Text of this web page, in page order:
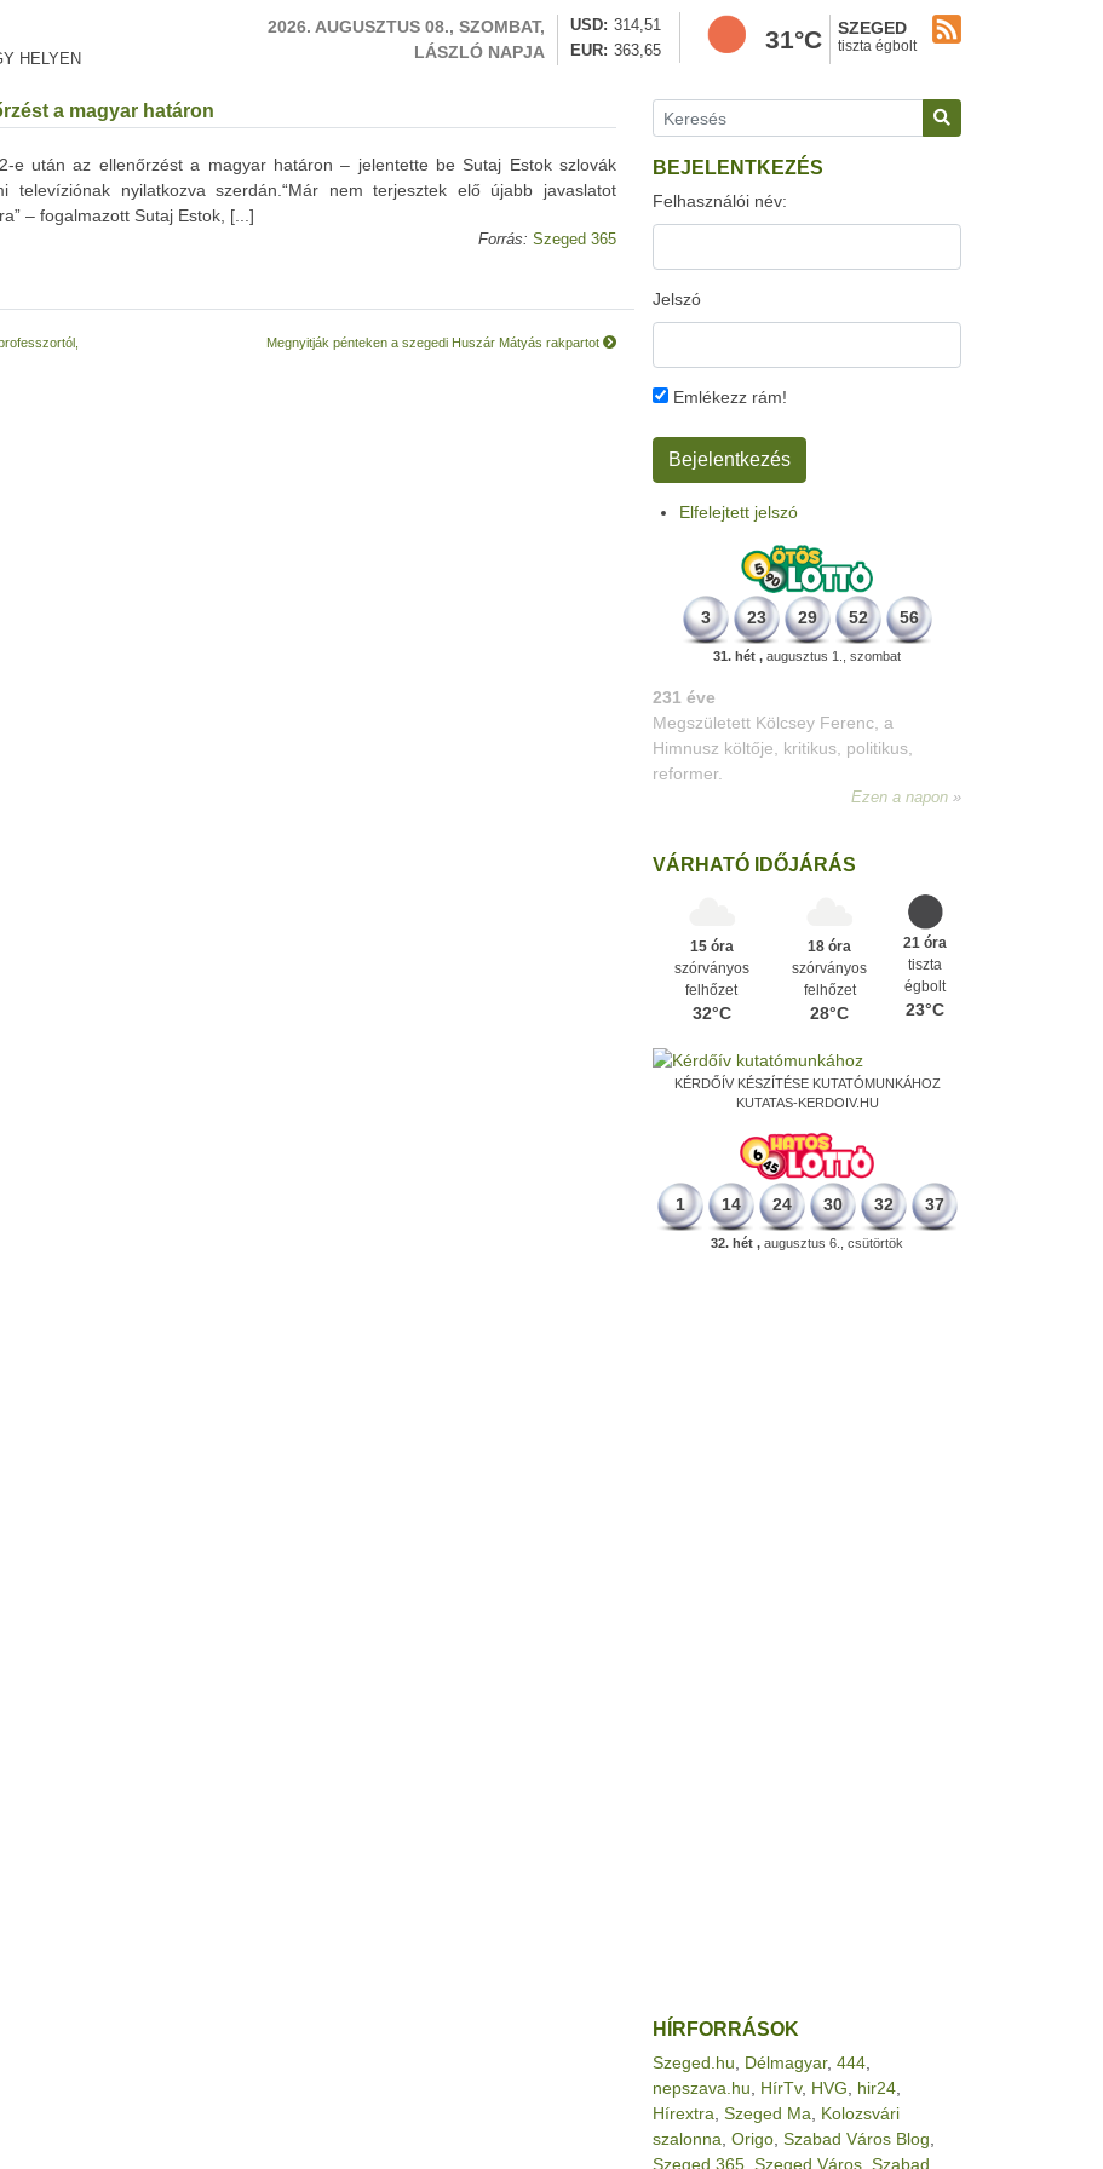
HELYEN
2026. AUGUSZTUS 08., SZOMBAT,
LÁSZLÓ NAPJA
USD
314,51
EUR
363,65 31°C SZEGED
tiszta égbolt
a magyar határon
e után az ellenőrzést a magyar határon – jelentette be Sutaj Estok szlovák
televíziónak nyilatkozva szerdán.“Már nem terjesztek elő újabb javaslatot
– fogalmazott Sutaj Estok, [...]
Forrás: Szeged 365
Megnyitják pénteken a szegedi Huszár Mátyás rakpartot
BEJELENTKEZÉS
Felhasználói név:
Jelszó
Emlékezz rám!
Elfelejtett jelszó
3 23 29 52 56
31. hét , augusztus 1., szombat
331 éve
Megszületett Mikes Kelemen
memoáríró, műfordító, a XVIII. századi
magyar prózairodalom legnagyobb
VÁRHATÓ IDŐJÁRÁS
15 óra
szórványos
felhőzet
32°C
18 óra
szórványos
felhőzet
28°C
21 óra
tiszta
égbolt
23°C
KÉRDŐÍV KÉSZÍTÉSE KUTATÓMUNKÁHOZ
KUTATAS-KERDOIV.HU
1 14 24 30 32 37
32. hét , augusztus 6., csütörtök
HÍRFORRÁSOK
Szeged.hu Délmagyar, 444
nepszava.hu
HírTv, HVG hir24
Hírextra Szeged Ma
Kolozsvári
szalonna Origo Szabad Város Blog
Szeged 365 Szeged Város Szabad